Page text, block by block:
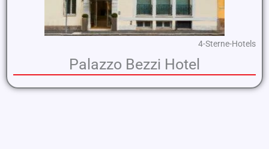
4-Sterne-Hotels
Palazzo Bezzi Hotel